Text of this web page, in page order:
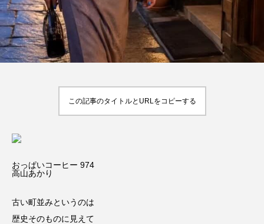
この記事のタイトルとURLをコピーする
おっぱいコーヒー 974
高山あかり
古い町並みというのは
歴史そのものに見えて